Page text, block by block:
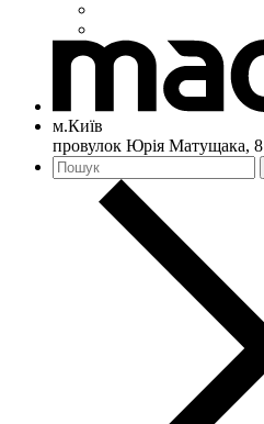
м.Київ
провулок Юрія Матущака, 8